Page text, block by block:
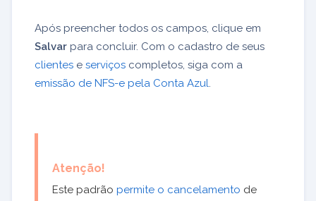
Após preencher todos os campos, clique em
Salvar para concluir. Com o cadastro de seus
clientes e serviços completos, siga com a
emissão de NFS-e pela Conta Azul
Atenção!
Este padrão permite o cancelamento de